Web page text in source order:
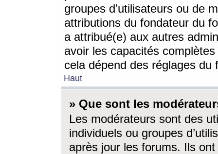
groupes d’utilisateurs ou de
attributions du fondateur du
a attribué(e) aux autres
avoir les capacités
cela dépend des réglages du
Haut
» Que sont les
Les modérateurs sont des
individuels ou groupes
après jour les forums. Ils ont